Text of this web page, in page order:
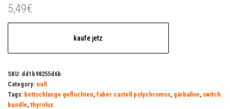
5,49€
kaufe jetz
SKU: dd1b98255d6b
Category: null
Tags: bettschlange geflochten, faber castell polychromos, gärballon, switch
bundle, thyrolux